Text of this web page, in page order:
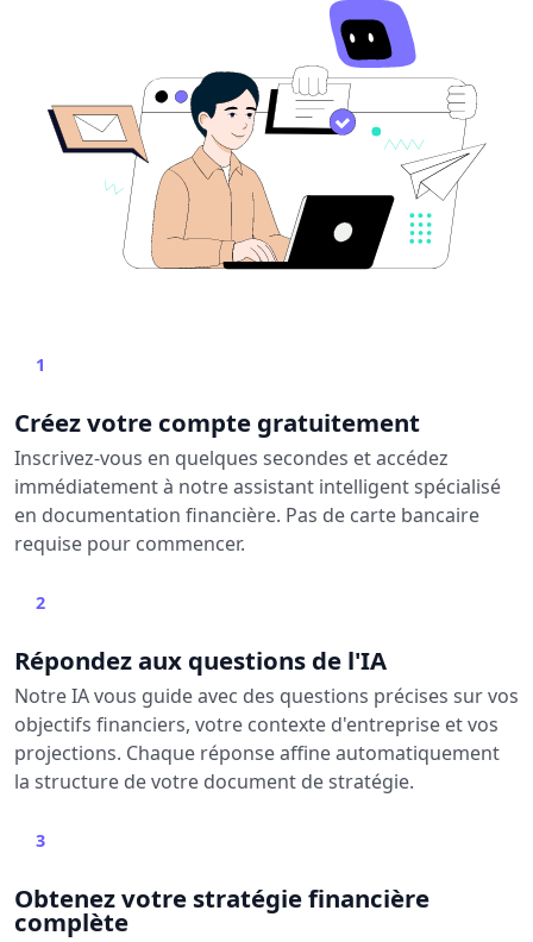
1
Créez votre compte gratuitement
Inscrivez-vous en quelques secondes et accédez
immédiatement à notre assistant intelligent spécialisé
en documentation financière. Pas de carte bancaire
requise pour commencer.
2
Répondez aux questions de l'IA
Notre IA vous guide avec des questions précises sur vos
objectifs financiers, votre contexte d'entreprise et vos
projections. Chaque réponse affine automatiquement
la structure de votre document de stratégie.
3
Obtenez votre stratégie financière
complète